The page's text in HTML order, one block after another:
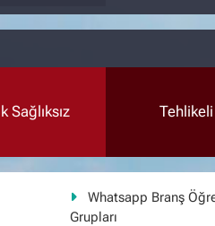
Sağlıksız Tehlikeli
Whatsapp Branş
Grupları